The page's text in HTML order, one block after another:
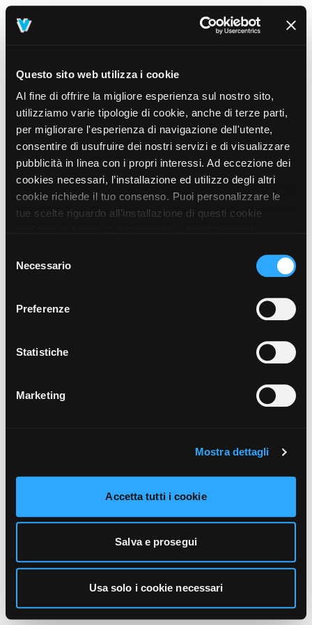
Questo sito web utilizza i cookie
Al fine di offrire la migliore esperienza sul nostro sito,
utilizziamo varie tipologie di cookie, anche di terze parti,
per migliorare l'esperienza di navigazione dell'utente,
consentire di usufruire dei nostri servizi e di visualizzare
pubblicità in linea con i propri interessi. Ad eccezione dei
cookies necessari, l’installazione ed utilizzo degli altri
cookie richiede il tuo consenso. Puoi personalizzare le
tue scelte riguardo all’installazione di questi cookie
prosegui” o decidere di accettare tutti i cookie, cliccando
sul pulsante “Accetta tutti i cookie”. Cliccando sul tasto
unicamente i cookie necessari alla navigazione. Per
funzionamento, puoi prendere visione dell’informativa
cliccando qui.
delNecessario
Preferenze
Statistiche
Marketing
Mostra dettagli
Accetta tutti i cookie
Salva e prosegui
Usa solo i cookie necessari
404